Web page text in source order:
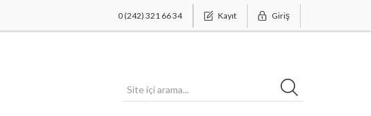
0 (242) 321 66 34 Kayıt Giriş